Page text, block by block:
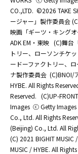
CO.,LTD. ©2026 TAKE
ージャー」製作委員会
映画「ギーツ・キング
ADK EM・東映 (C)舞台
トリー、ローソンチケッ
ードーファクトリー、ロ
ナ製作委員会 (C)BNOI/
HYBE. All Rights
Reserved. (C)UP-
Images ⓒ Getty Images
Co., Ltd. All Rights
(Beijing) Co., Ltd. All
(C) 2021 BIGHIT MUSIC
MUSIC / HYBE. All